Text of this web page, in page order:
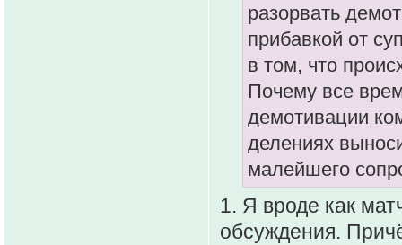
разорвать
прибавкой от
в том, что
Почему все
демотивации
делениях
малейшего
1. Я вроде как
обсуждения.